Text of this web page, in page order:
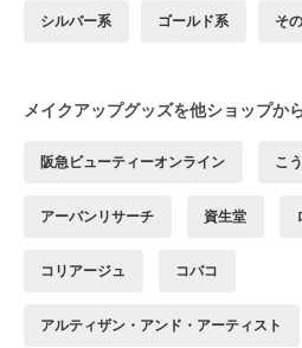
シルバー系 ゴールド系 そ
メイクアップグッズを他ショップか
阪急ビューティーオンライン こ
アーバンリサーチ 資生堂
コリアージュ コバコ
アルティザン・アンド・アーティスト